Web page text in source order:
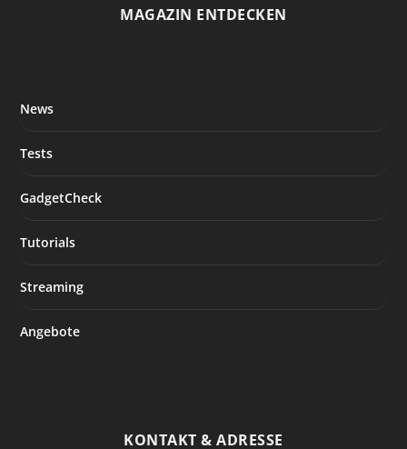
MAGAZIN ENTDECKEN
News
Tests
GadgetCheck
Tutorials
Streaming
Angebote
KONTAKT & ADRESSE